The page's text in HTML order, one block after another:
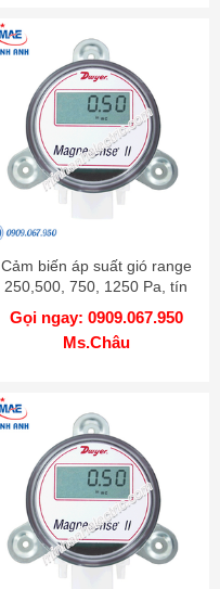
Cảm biến áp suất gió range
250,500, 750, 1250 Pa, tín
hiệu 0-10V hoặc 4-20mA -
Model MS2 W102
Gọi ngay: 0909.067.950
Ms.Châu